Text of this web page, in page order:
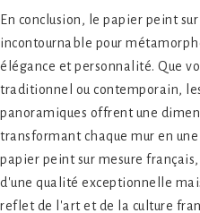
En conclusion, le papier peint
incontournable pour
élégance et personnalité. Que
traditionnel ou contemporain,
panoramiques offrent une
transformant chaque mur en
papier peint sur mesure
d'une qualité exceptionnelle
reflet de l'art et de la culture